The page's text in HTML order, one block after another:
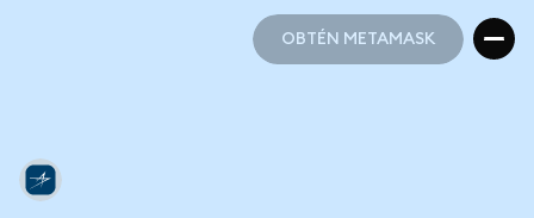
OBTÉN METAMASK